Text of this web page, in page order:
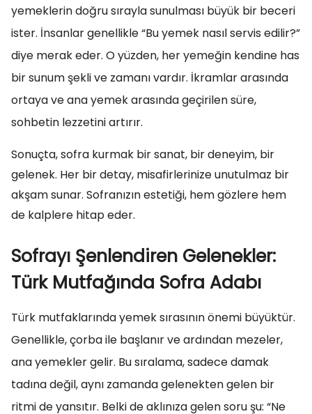
yemeklerin doğru sırayla sunulması büyük bir beceri
ister. İnsanlar genellikle “Bu yemek nasıl servis edilir?”
diye merak eder. O yüzden, her yemeğin kendine has
bir sunum şekli ve zamanı vardır. İkramlar arasında
ortaya ve ana yemek arasında geçirilen süre,
sohbetin lezzetini artırır.
Sonuçta, sofra kurmak bir sanat, bir deneyim, bir
gelenek. Her bir detay, misafirlerinize unutulmaz bir
akşam sunar. Sofranızın estetiği, hem gözlere hem
de kalplere hitap eder.
Sofrayı Şenlendiren Gelenekler:
Türk Mutfağında Sofra Adabı
Türk mutfaklarında yemek sırasının önemi büyüktür.
Genellikle, çorba ile başlanır ve ardından mezeler,
ana yemekler gelir. Bu sıralama, sadece damak
tadına değil, aynı zamanda gelenekten gelen bir
ritmi de yansıtır. Belki de aklınıza gelen soru şu: “Ne